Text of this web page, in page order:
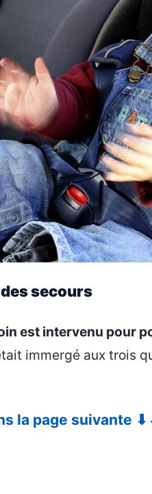
secours
est intervenu pour
immergé aux trois
la page suivante